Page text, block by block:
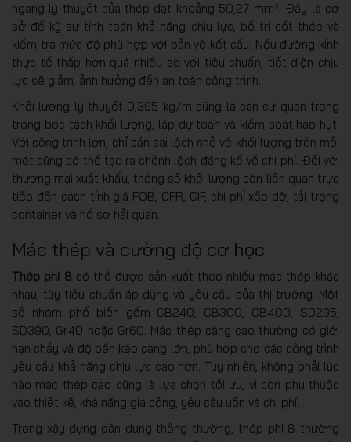
ngang lý thuyết của thép đạt khoảng 50,27 mm². Đây là cơ
sở để kỹ sư tính toán khả năng chịu lực, bố trí cốt thép và
kiểm tra mức độ phù hợp với bản vẽ kết cấu. Nếu đường kính
thực tế thấp hơn quá nhiều so với tiêu chuẩn, tiết diện chịu
lực sẽ giảm, ảnh hưởng đến an toàn công trình.
Khối lượng lý thuyết 0,395 kg/m cũng là căn cứ quan trọng
trong bóc tách khối lượng, lập dự toán và kiểm soát hao hụt.
Với công trình lớn, chỉ cần sai lệch nhỏ về khối lượng trên mỗi
mét cũng có thể tạo ra chênh lệch đáng kể về chi phí. Đối với
thương mại xuất khẩu, thông số khối lượng còn liên quan trực
tiếp đến cách tính giá FOB, CFR, CIF, chi phí xếp dỡ, tải trọng
container và hồ sơ hải quan.
Mác thép và cường độ cơ học
Thép phi 8 có thể được sản xuất theo nhiều mác thép khác
nhau, tùy tiêu chuẩn áp dụng và yêu cầu của thị trường. Một
số nhóm phổ biến gồm CB240, CB300, CB400, SD295,
SD390, Gr40 hoặc Gr60. Mác thép càng cao thường có giới
hạn chảy và độ bền kéo càng lớn, phù hợp cho các công trình
yêu cầu khả năng chịu lực cao hơn. Tuy nhiên, không phải lúc
nào mác thép cao cũng là lựa chọn tối ưu, vì còn phụ thuộc
vào thiết kế, khả năng gia công, yêu cầu uốn và chi phí.
Trong xây dựng dân dụng thông thường, thép phi 8 thường